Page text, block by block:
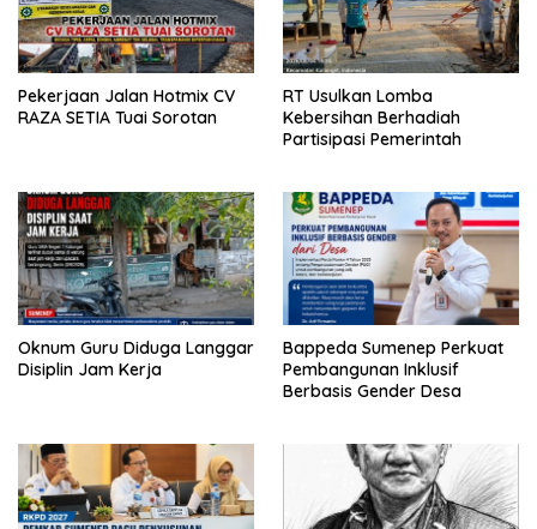
Pekerjaan Jalan Hotmix CV
RAZA SETIA Tuai Sorotan
RT Usulkan Lomba
Kebersihan Berhadiah
Partisipasi Pemerintah
Oknum Guru Diduga Langgar
Disiplin Jam Kerja
Bappeda Sumenep Perkuat
Pembangunan Inklusif
Berbasis Gender Desa